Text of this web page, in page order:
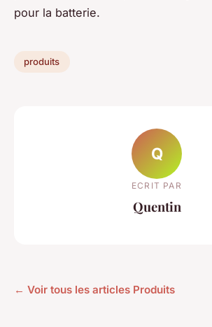
pour la batterie.
produits
Q
ECRIT PAR
Quentin
← Voir tous les articles Produits